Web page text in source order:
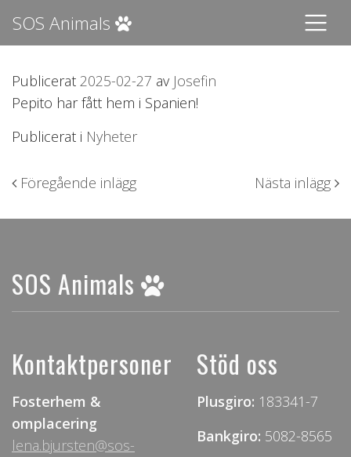
SOS Animals
Publicerat 2025-02-27 av Josefin
Pepito har fått hem i Spanien!
Publicerat i Nyheter
Inläggsnavigering
Föregående inlägg Nästa inlägg
SOS Animals
Kontaktpersoner
Fosterhem &
omplacering
lena.bjursten@sos-
Stöd oss
Plusgiro: 183341-7
Bankgiro: 5082-8565